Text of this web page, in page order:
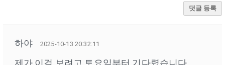
댓글 등록
하야 2025-10-13 20:32:11
제가 이걸 보려고 토요일부터 기다렸습니다...